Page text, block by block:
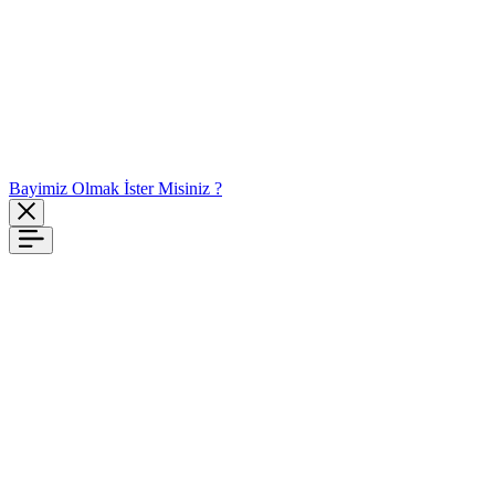
Bayimiz Olmak İster Misiniz ?